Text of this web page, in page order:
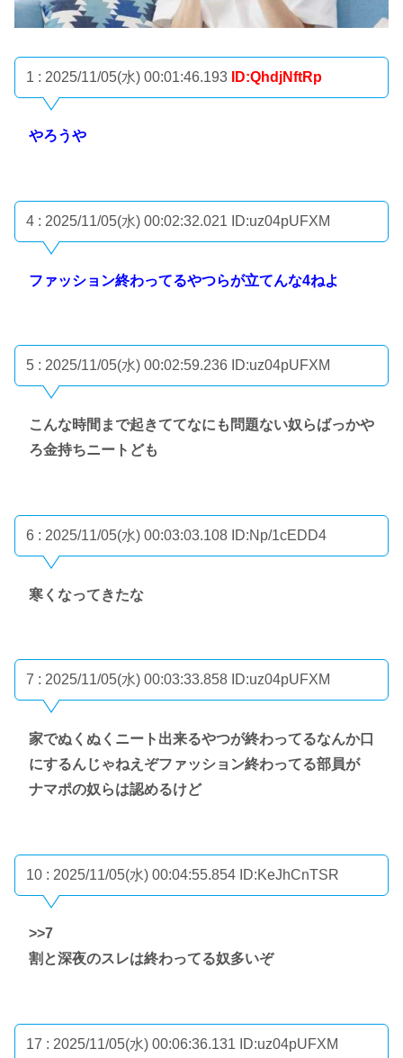
1 : 2025/11/05(水) 00:01:46.193 ID:QhdjNftRp
やろうや
4 : 2025/11/05(水) 00:02:32.021 ID:uz04pUFXM
ファッション終わってるやつらが立てんな4ねよ
5 : 2025/11/05(水) 00:02:59.236 ID:uz04pUFXM
こんな時間まで起きててなにも問題ない奴らばっかや
ろ金持ちニートども
6 : 2025/11/05(水) 00:03:03.108 ID:Np/1cEDD4
寒くなってきたな
7 : 2025/11/05(水) 00:03:33.858 ID:uz04pUFXM
家でぬくぬくニート出来るやつが終わってるなんか口
にするんじゃねえぞファッション終わってる部員が
ナマポの奴らは認めるけど
10 : 2025/11/05(水) 00:04:55.854 ID:KeJhCnTSR
>>7
割と深夜のスレは終わってる奴多いぞ
17 : 2025/11/05(水) 00:06:36.131 ID:uz04pUFXM